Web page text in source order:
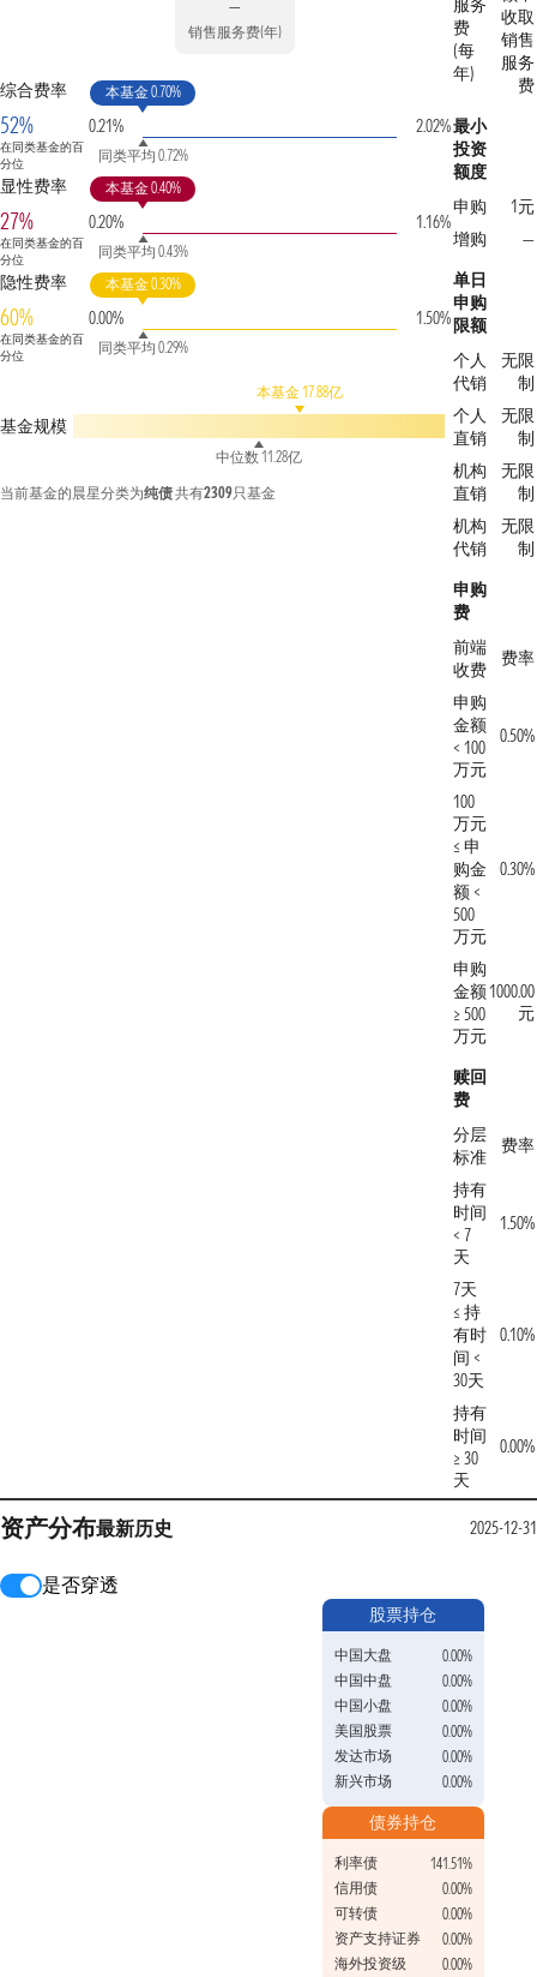
—
销售服务费(年)
综合费率
52%
在同类基金的百
分位
0.21%
本基金 0.70%
同类平均 0.72%
2.02%
显性费率
27%
在同类基金的百
分位
0.20%
本基金 0.40%
同类平均 0.43%
1.16%
隐性费率
60%
在同类基金的百
分位
0.00%
本基金 0.30%
同类平均 0.29%
1.50%
基金规模
本基金 17.88亿
中位数 11.28亿
当前基金的晨星分类为纯债共有2309只基金
服务
费
(每
年)
收取
销售
服务
费
最小
投资
额度
申购
1元
增购
—
单日
申购
限额
个人
代销
无限
制
个人
直销
无限
制
机构
直销
无限
制
机构
代销
无限
制
申购
费
前端
收费
费率
申购
金额
< 100
万元
0.50%
100
万元
≤ 申
购金
额 <
500
万元
0.30%
申购
金额
≥ 500
万元
1000.00
元
赎回
费
分层
标准
费率
持有
时间
< 7
天
1.50%
7天
≤ 持
有时
间 <
30天
0.10%
持有
时间
≥ 30
天
0.00%
资产分布最新历史 2025-12-31
是否穿透
股票持仓
中国大盘
0.00%
中国中盘
0.00%
中国小盘
0.00%
美国股票
0.00%
发达市场
0.00%
新兴市场
0.00%
债券持仓
利率债
141.51%
信用债
0.00%
可转债
0.00%
资产支持证券
0.00%
海外投资级
0.00%